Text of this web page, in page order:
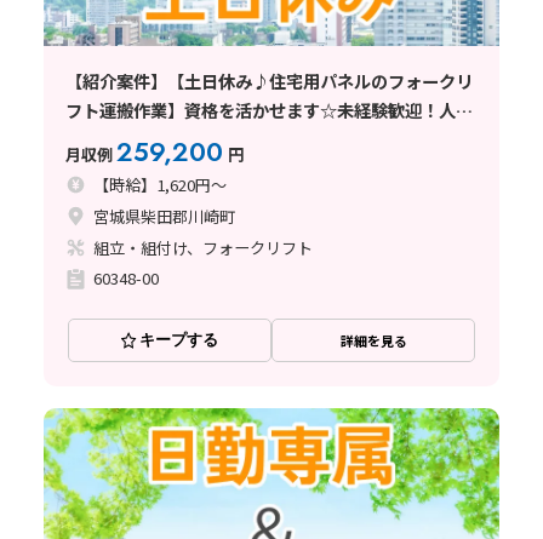
【紹介案件】【土日休み♪住宅用パネルのフォークリ
フト運搬作業】資格を活かせます☆未経験歓迎！人気
月収例259,200 円
【時給】1,620円～
宮城県柴田郡川崎町
組立・組付け、フォークリフト
60348-00
キープする 詳細を見る